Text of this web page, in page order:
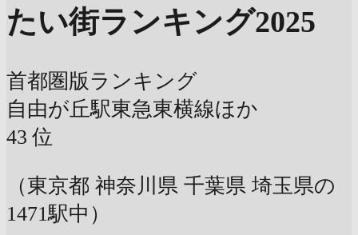
たい街ランキング2025
首都圏版ランキング
自由が丘駅東急東横線ほか
43位
（東京都 神奈川県 千葉県 埼玉県の
1471駅中）